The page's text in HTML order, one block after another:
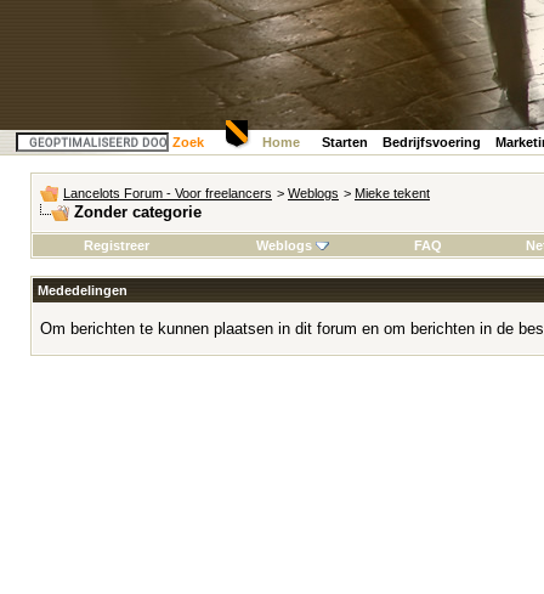
Zoek Home Starten Bedrijfsvoering
Lancelots Forum - Voor freelancers > Weblogs > Mieke tekent
Zonder categorie
Registreer Weblogs FAQ
Mededelingen
Om berichten te kunnen plaatsen in dit forum en om berichten in de